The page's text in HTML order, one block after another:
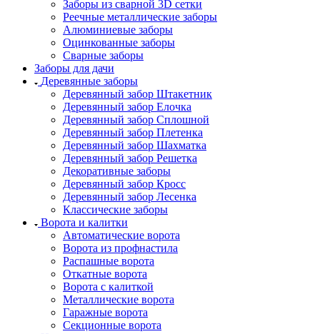
Заборы из сварной 3D сетки
Реечные металлические заборы
Алюминиевые заборы
Оцинкованные заборы
Сварные заборы
Заборы для дачи
Деревянные заборы
Деревянный забор Штакетник
Деревянный забор Елочка
Деревянный забор Сплошной
Деревянный забор Плетенка
Деревянный забор Шахматка
Деревянный забор Решетка
Декоративные заборы
Деревянный забор Кросс
Деревянный забор Лесенка
Классические заборы
Ворота и калитки
Автоматические ворота
Ворота из профнастила
Распашные ворота
Откатные ворота
Ворота с калиткой
Металлические ворота
Гаражные ворота
Секционные ворота